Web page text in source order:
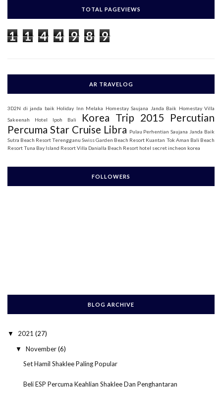
f
r
:
TOTAL PAGEVIEWS
1 1 4 4 9 8 9
AR TRAVELOG
3D2N di janda baik Holiday Inn Melaka Homestay Saujana Janda Baik Homestay Villa
Sakeenah
Hotel Ipoh Bali Korea Trip 2015 Percutian
Percuma Star Cruise Libra Pulau Perhentian Saujana Janda Baik
Sutra Beach Resort Terengganu Swiss Garden Beach Resort Kuantan Tok Aman Bali Beach
ResortTuna Bay Island ResortVilla Danialla Beach Resort hotel secret incheon korea
FOLLOWERS
BLOG ARCHIVE
▼ 2021 (27)
▼ November(6)
Set Hamil Shaklee Paling Popular
Beli ESP Percuma Keahlian Shaklee Dan Penghantaran